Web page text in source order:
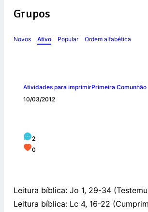
Grupos
Novos Ativo Popular Ordem alfabética
Atividades para imprimirPrimeira Comunhão
10/03/2012
2
0
Leitura bíblica: Jo 1, 29-34
Leitura bíblica: Lc 4, 16-22